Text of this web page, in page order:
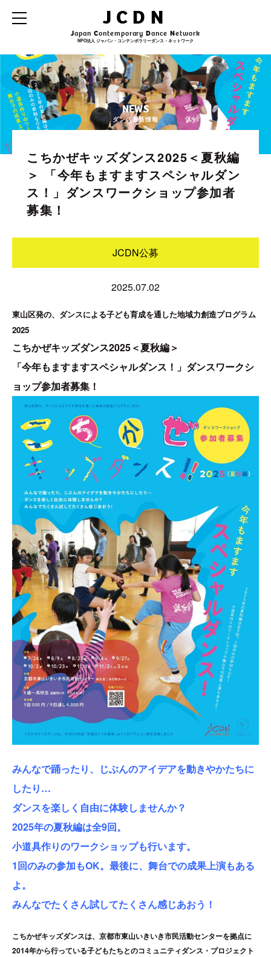
JCDN
Japan ContemporaryDanceNetwork
NPO法人 ジャパン・コンテンポラリーダンス・ネットワーク
NEWS
ダンス最新情報
こちかぜキッズダンス2025＜夏秋編
＞ 「今年もますますスペシャルダン
ス！」ダンスワークショップ参加者
募集！
JCDN公募
2025.07.02
東山区発の、ダンスによる子ども育成を通した地域力創造プログラム
2025
こちかぜキッズダンス2025＜夏秋編＞
「今年もますますスペシャルダンス！」ダンスワークシ
ョップ参加者募集！
みんなで踊ったり、じぶんのアイデアを動きやかたちに
したり…
ダンスを楽しく自由に体験しませんか？
2025年の夏秋編は全9回。
小道具作りのワークショップも行います。
1回のみの参加もOK。最後に、舞台での成果上演もある
よ。
みんなでたくさん試してたくさん感じあおう！
こちかぜキッズダンスは、京都市東山いきいき市民活動センターを拠点に
2014年から行っている子どもたちとのコミュニティダンス・プロジェクト